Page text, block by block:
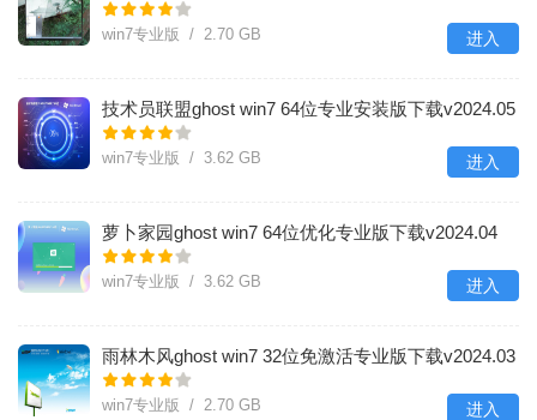
win7专业版 / 2.70 GB 进入
技术员联盟ghost win7 64位专业安装版下载v2024.05
win7专业版 / 3.62 GB 进入
萝卜家园ghost win7 64位优化专业版下载v2024.04
win7专业版 / 3.62 GB 进入
雨林木风ghost win7 32位免激活专业版下载v2024.03
win7专业版 / 2.70 GB 进入